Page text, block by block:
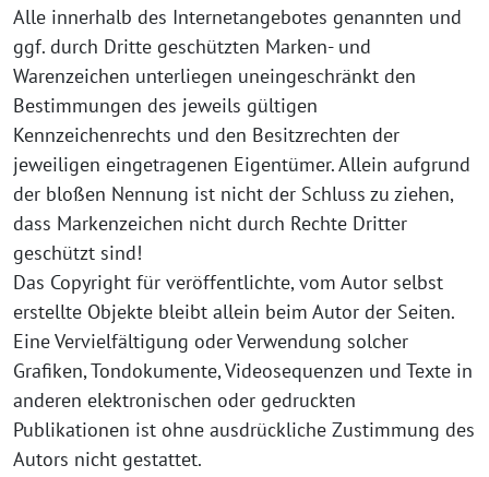
Alle innerhalb des Internetangebotes genannten und
ggf. durch Dritte geschützten Marken- und
Warenzeichen unterliegen uneingeschränkt den
Bestimmungen des jeweils gültigen
Kennzeichenrechts und den Besitzrechten der
jeweiligen eingetragenen Eigentümer. Allein aufgrund
der bloßen Nennung ist nicht der Schluss zu ziehen,
dass Markenzeichen nicht durch Rechte Dritter
geschützt sind!
Das Copyright für veröffentlichte, vom Autor selbst
erstellte Objekte bleibt allein beim Autor der Seiten.
Eine Vervielfältigung oder Verwendung solcher
Grafiken, Tondokumente, Videosequenzen und Texte in
anderen elektronischen oder gedruckten
Publikationen ist ohne ausdrückliche Zustimmung des
Autors nicht gestattet.